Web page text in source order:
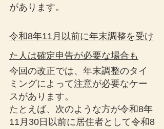
があります。
令和8年11月以前に年末調整を受け
た人は確定申告が必要な場合も
今回の改正では、年末調整のタイ
ミングによって注意が必要なケー
スがあります。
たとえば、次のような方が令和8年
11月30日以前に居住者として令和8